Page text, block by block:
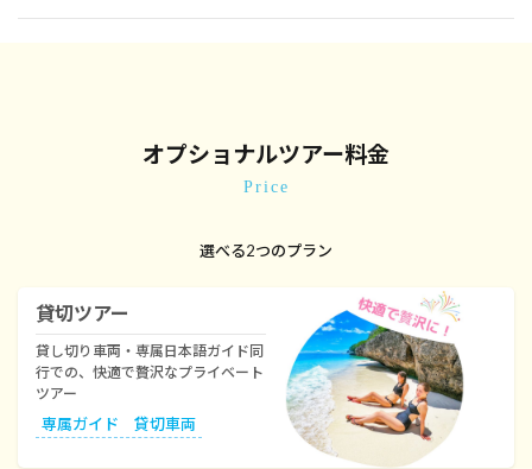
オプショナルツアー料金
Price
選べる2つのプラン
貸切ツアー
貸し切り車両・専属日本語ガイド同
行での、快適で贅沢なプライベート
ツアー
専属ガイド 貸切車両